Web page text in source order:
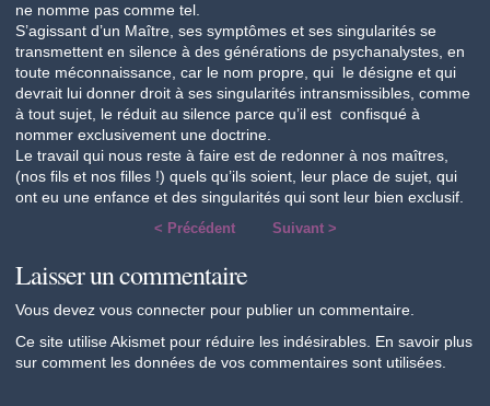
ne nomme pas comme tel.
S’agissant d’un Maître, ses symptômes et ses singularités se
transmettent en silence à des générations de psychanalystes, en
toute méconnaissance, car le nom propre, qui le désigne et qui
devrait lui donner droit à ses singularités intransmissibles, comme
à tout sujet, le réduit au silence parce qu’il est confisqué à
nommer exclusivement une doctrine.
Le travail qui nous reste à faire est de redonner à nos maîtres,
(nos fils et nos filles !) quels qu’ils soient, leur place de sujet, qui
ont eu une enfance et des singularités qui sont leur bien exclusif.
< Précédent Suivant >
Laisser un commentaire
Vous devez vous connecter pour publier un commentaire.
Ce site utilise Akismet pour réduire les indésirables. En savoir plus
sur comment les données de vos commentaires sont utilisées